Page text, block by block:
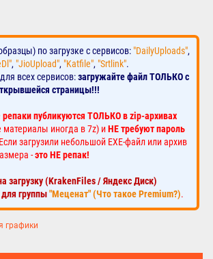
по загрузке с сервисов: "DailyUploads",
, "JioUpload", "Katfile", "Srtlink".
всех сервисов:загружайте файл ТОЛЬКО с
страницы!!!
репаки публикуются ТОЛЬКО в zip-архивах
иногда в 7z) иНЕ требуют пароль
загрузили небольшой EXE-файл или архив
-это НЕ репак!
загрузку (KrakenFiles / Яндекс Диск)
группы"Меценат" (Что такое Premium?).
графики